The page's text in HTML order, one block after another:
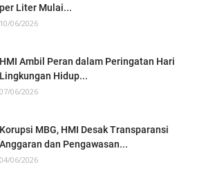
per Liter Mulai...
10/06/2026
HMI Ambil Peran dalam Peringatan Hari
Lingkungan Hidup...
07/06/2026
Korupsi MBG, HMI Desak Transparansi
Anggaran dan Pengawasan...
04/06/2026